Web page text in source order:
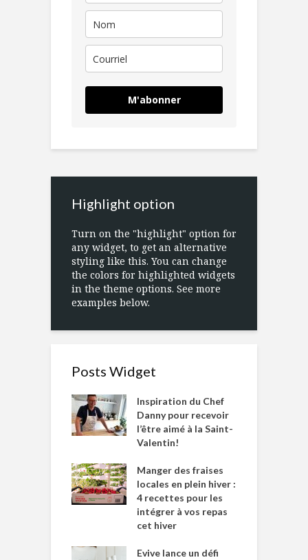
M'abonner
Highlight option
Turn on the "highlight" option for
any widget, to get an alternative
styling like this. You can change
the colors for highlighted widgets
in the theme options. See more
examples below.
Posts Widget
Inspiration du Chef
Danny pour recevoir
l’être aimé à la Saint-
Valentin!
Manger des fraises
locales en plein hiver :
4 recettes pour les
intégrer à vos repas
cet hiver
Evive lance un défi